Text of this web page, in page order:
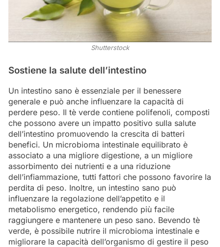
Shutterstock
Sostiene la salute dell’intestino
Un intestino sano è essenziale per il benessere
generale e può anche influenzare la capacità di
perdere peso. Il tè verde contiene polifenoli, composti
che possono avere un impatto positivo sulla salute
dell’intestino promuovendo la crescita di batteri
benefici. Un microbioma intestinale equilibrato è
associato a una migliore digestione, a un migliore
assorbimento dei nutrienti e a una riduzione
dell’infiammazione, tutti fattori che possono favorire la
perdita di peso. Inoltre, un intestino sano può
influenzare la regolazione dell’appetito e il
metabolismo energetico, rendendo più facile
raggiungere e mantenere un peso sano. Bevendo tè
verde, è possibile nutrire il microbioma intestinale e
migliorare la capacità dell’organismo di gestire il peso